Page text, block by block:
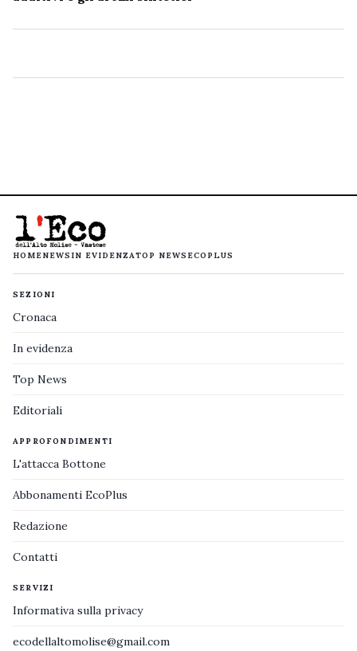
HOMENEWS IN EVIDENZATOP NEWS ECOPLUS
SEZIONI
Cronaca
In evidenza
Top News
Editoriali
APPROFONDIMENTI
L'attacca Bottone
Abbonamenti EcoPlus
Redazione
Contatti
SERVIZI
Informativa sulla privacy
ecodellaltomolise@gmail.com